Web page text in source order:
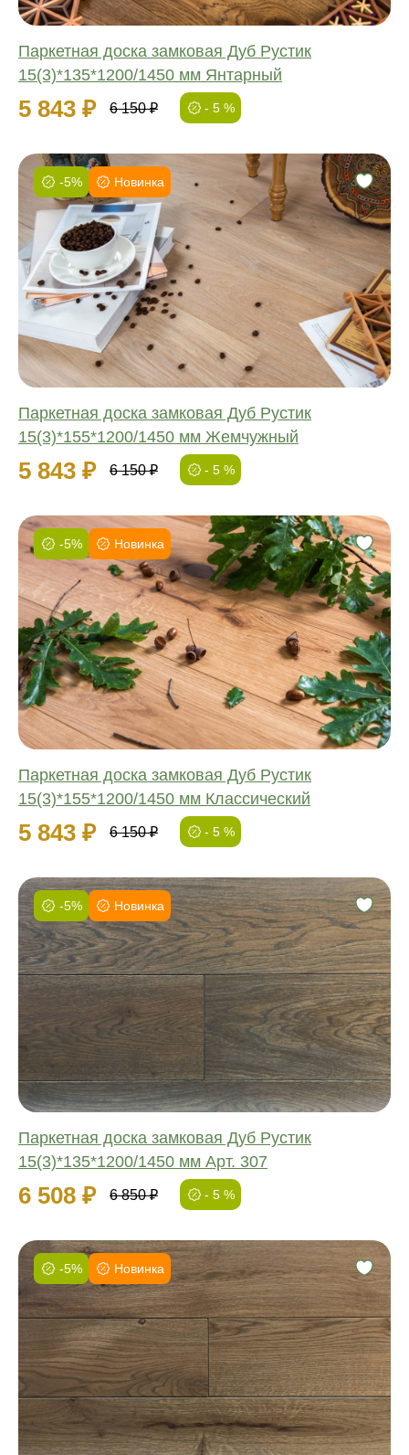
Паркетная доска замковая Дуб Рустик
15(3)*135*1200/1450 мм Янтарный
5 843 ₽ 6 150 ₽ - 5 %
-5% Новинка
Паркетная доска замковая Дуб Рустик
15(3)*155*1200/1450 мм Жемчужный
5 843 ₽ 6 150 ₽ - 5 %
Фаска:
Соединение:
Обработка:
Длина:
Ширина:
Толщина:
-5% Новинка
Паркетная доска замковая Дуб Рустик
15(3)*155*1200/1450 мм Классический
5 843 ₽ 6 150 ₽ - 5 %
Фаска:
Соединение:
Обработка:
Длина:
Ширина:
Толщина:
-5% Новинка
Паркетная доска замковая Дуб Рустик
15(3)*135*1200/1450 мм Арт. 307
6 508 ₽ 6 850 ₽ - 5 %
Фаска:
Соединение:
Обработка:
Длина:
Ширина:
Толщина:
-5% Новинка
Фаска:
Соединение:
Обработка:
Длина:
Ширина:
Толщина: